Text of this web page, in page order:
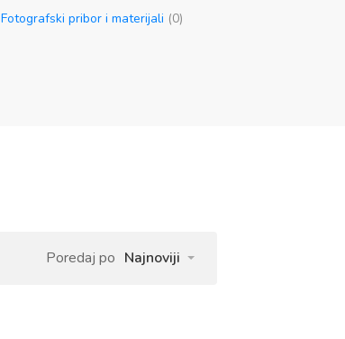
Fotografski pribor i materijali (0)
Poredaj po Najnoviji